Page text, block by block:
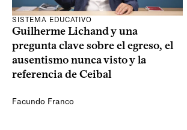
SISTEMA EDUCATIVO
Guilherme Lichand y una
pregunta clave sobre el egreso, el
ausentismo nunca visto y la
referencia de Ceibal
Facundo Franco